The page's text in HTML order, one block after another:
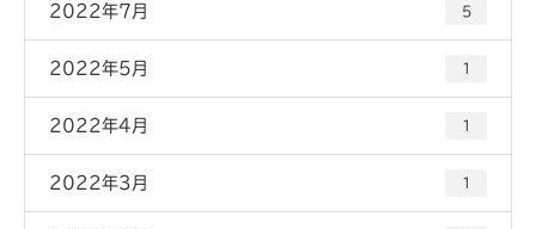
2022年7月 5
2022年5月 1
2022年4月 1
2022年3月 1